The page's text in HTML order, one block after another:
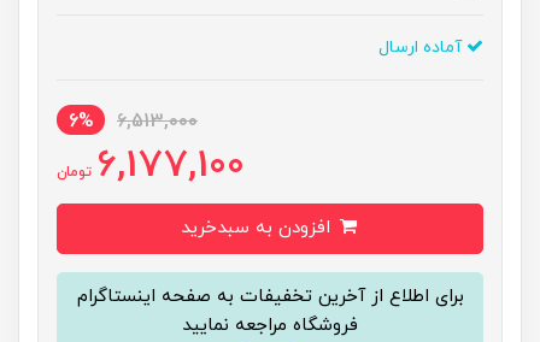
آماده ارسال
6,513,000
6%
6,177,100 تومان
برای اطلاع از آخرین تخفیفات به صفحه اینستاگرام
فروشگاه مراجعه نمایید